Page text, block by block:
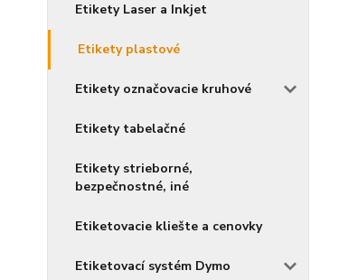
Etikety Laser a Inkjet
Etikety plastové
Etikety označovacie kruhové
Etikety tabelačné
Etikety strieborné,
bezpečnostné, iné
Etiketovacie kliešte a cenovky
Etiketovací systém Dymo